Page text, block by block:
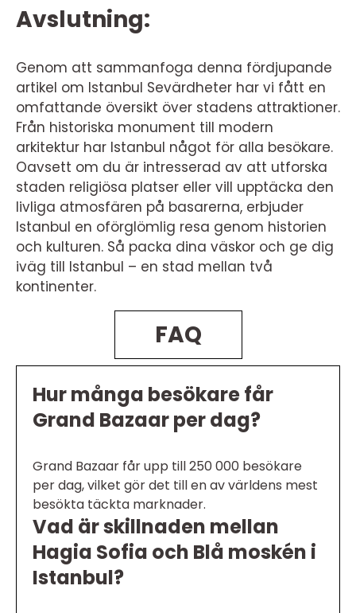
Avslutning:
Genom att sammanfoga denna fördjupande
artikel om Istanbul Sevärdheter har vi fått en
omfattande översikt över stadens attraktioner.
Från historiska monument till modern
arkitektur har Istanbul något för alla besökare.
Oavsett om du är intresserad av att utforska
staden religiösa platser eller vill upptäcka den
livliga atmosfären på basarerna, erbjuder
Istanbul en oförglömlig resa genom historien
och kulturen. Så packa dina väskor och ge dig
iväg till Istanbul – en stad mellan två
kontinenter.
FAQ
Hur många besökare får
Grand Bazaar per dag?
Grand Bazaar får upp till 250 000 besökare
per dag, vilket gör det till en av världens mest
besökta täckta marknader.
Vad är skillnaden mellan
Hagia Sofia och Blå moskén i
Istanbul?